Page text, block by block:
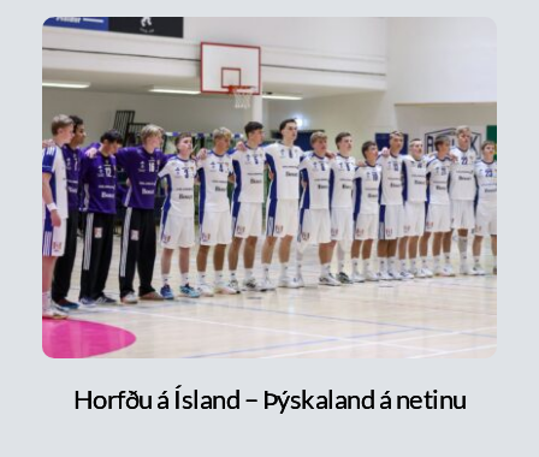
Horfðu á Ísland – Þýskaland á netinu